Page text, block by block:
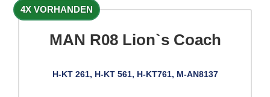
4X VORHANDEN
MAN R08 Lion`s Coach
H-KT 261, H-KT 561, H-KT761, M-AN8137